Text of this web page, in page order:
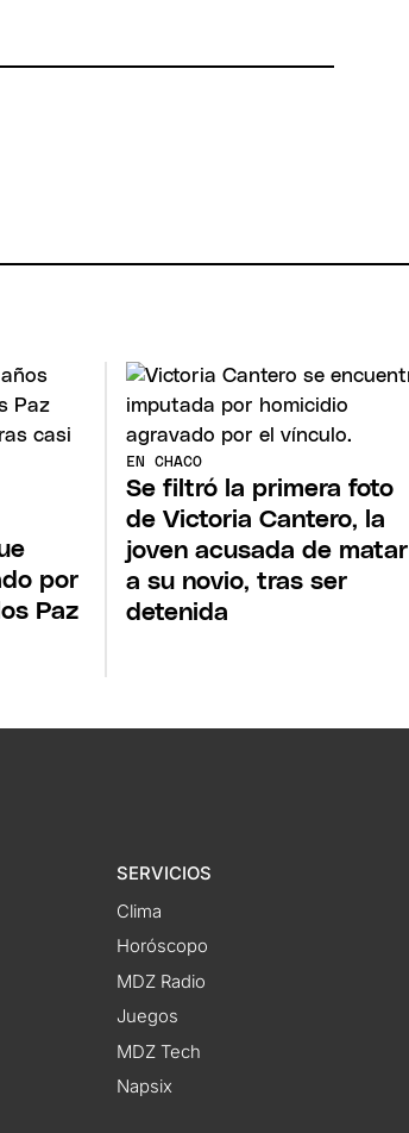
por
Paz
EN CHACO
Se filtró la primera foto
de Victoria Cantero, la
joven acusada de matar
a su novio, tras ser
detenida
SERVICIOS
Clima
Horóscopo
MDZ Radio
Juegos
MDZ Tech
Napsix